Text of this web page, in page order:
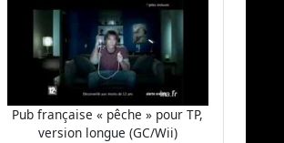
Pub française « pêche » pour TP,
version longue (GC/Wii)